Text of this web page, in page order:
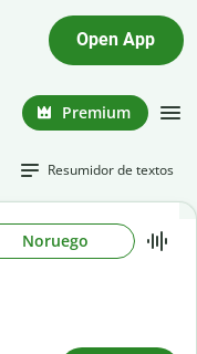
Open App
Premium
Resumidor de textos
Noruego